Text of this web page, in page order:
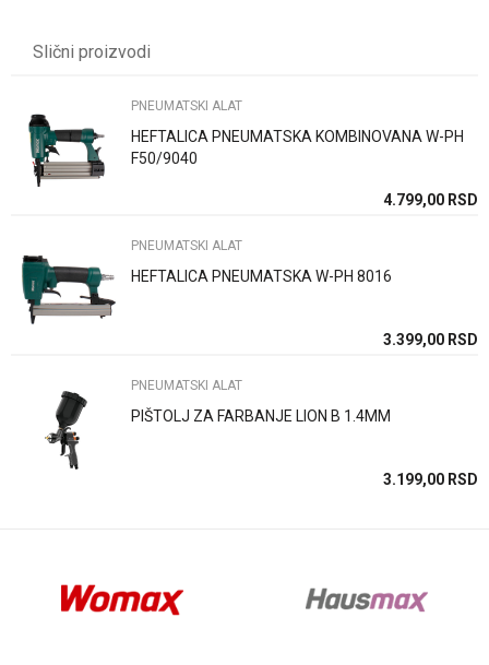
Poruka
Anti-spam zaštita - izračunajte koliko je 9 - 4 :
POŠALJI
Slični proizvodi
PNEUMATSKI ALAT
HEFTALICA PNEUMATSKA KOMBINOVANA W-PH
F50/9040
4.799,00 RSD
PNEUMATSKI ALAT
HEFTALICA PNEUMATSKA W-PH 8016
3.399,00 RSD
PNEUMATSKI ALAT
PIŠTOLJ ZA FARBANJE LION B 1.4MM
3.199,00 RSD